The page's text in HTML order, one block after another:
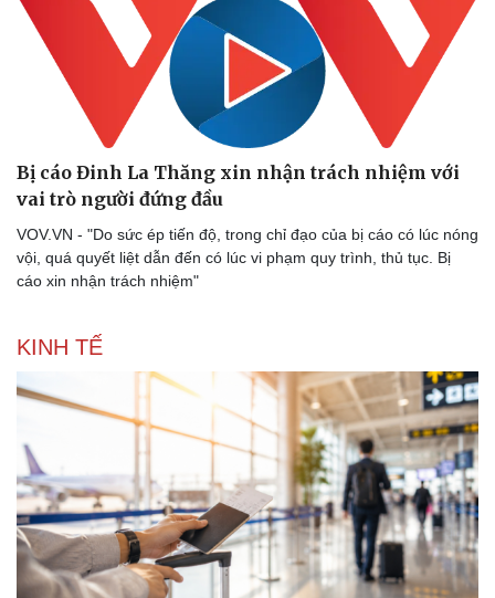
Bị cáo Đinh La Thăng xin nhận trách nhiệm với
vai trò người đứng đầu
VOV.VN - "Do sức ép tiến độ, trong chỉ đạo của bị cáo có lúc nóng
vội, quá quyết liệt dẫn đến có lúc vi phạm quy trình, thủ tục. Bị
cáo xin nhận trách nhiệm"
KINH TẾ